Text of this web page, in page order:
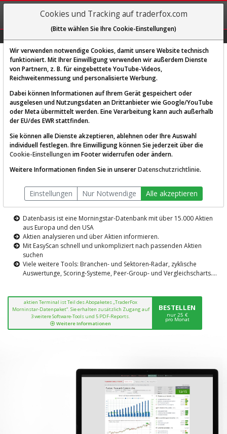
REGIS-
TRIEREN
Diese Funktion ist nur für
AKTIEN-TERMINAL
Die Aktienanalyse-Plattform von
TraderFox
Datenbasis ist eine Morningstar-Datenbank mit über 15.000 Aktien
aus Europa und den USA
Aktien analysieren und über Aktien informieren.
Mit EasyScan schnell und unkompliziert nach passenden Aktien
suchen
Viele weitere Tools: Branchen- und Sektoren-Radar, zyklische
Auswertunge, Scoring-Systeme, Peer-Group- und Vergleichscharts....
aktien Terminal ist Teil des Abopaketes „TraderFox
Morninstar-Datenpaket“. Sie erhalten zusätzlich Zugang auf
3 weitere Software-Tools und 5 PDF-Reports.
Weitere Informationen
BESTELLEN
nur 25 €
pro Monat
Cookies und Tracking auf traderfox.com
(Bitte wählen Sie Ihre Cookie-Einstellungen)
Wir verwenden notwendige Cookies, damit unsere Website technisch
funktioniert. Mit Ihrer Einwilligung verwenden wir außerdem Dienste
von Partnern, z. B. für eingebettete YouTube-Videos,
Reichweitenmessung und personalisierte Werbung.
Dabei können Informationen auf Ihrem Gerät gespeichert oder
ausgelesen und Nutzungsdaten an Drittanbieter wie Google/YouTube
oder Meta übermittelt werden. Eine Verarbeitung kann auch außerhalb
der EU/des EWR stattfinden.
Sie können alle Dienste akzeptieren, ablehnen oder Ihre Auswahl
individuell festlegen. Ihre Einwilligung können Sie jederzeit über die
Cookie-Einstellungen im Footer widerrufen oder ändern.
Weitere Informationen finden Sie in unsererDatenschutzrichtlinie.
Einstellungen Nur Notwendige Alle akzeptieren